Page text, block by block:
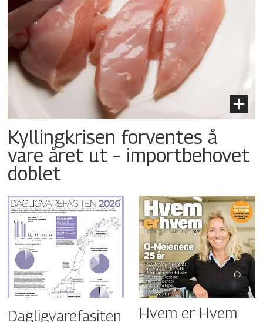
Kyllingkrisen forventes å
vare året ut – importbehovet
doblet
Dagligvarefasiten Hvem er Hvem